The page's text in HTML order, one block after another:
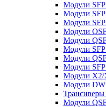
Модули SFP
Модули
Модули
Модули
Модули
Модули
Модули
Модули
Модули
Модули
Трансиверы
Модули